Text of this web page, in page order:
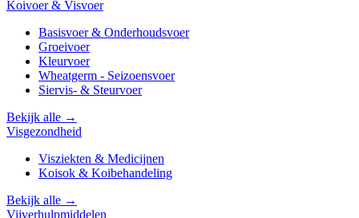
Koivoer & Visvoer
Basisvoer & Onderhoudsvoer
Groeivoer
Kleurvoer
Wheatgerm - Seizoensvoer
Siervis- & Steurvoer
Bekijk alle →
Visgezondheid
Visziekten & Medicijnen
Koisok & Koibehandeling
Bekijk alle →
Vijverhulpmiddelen